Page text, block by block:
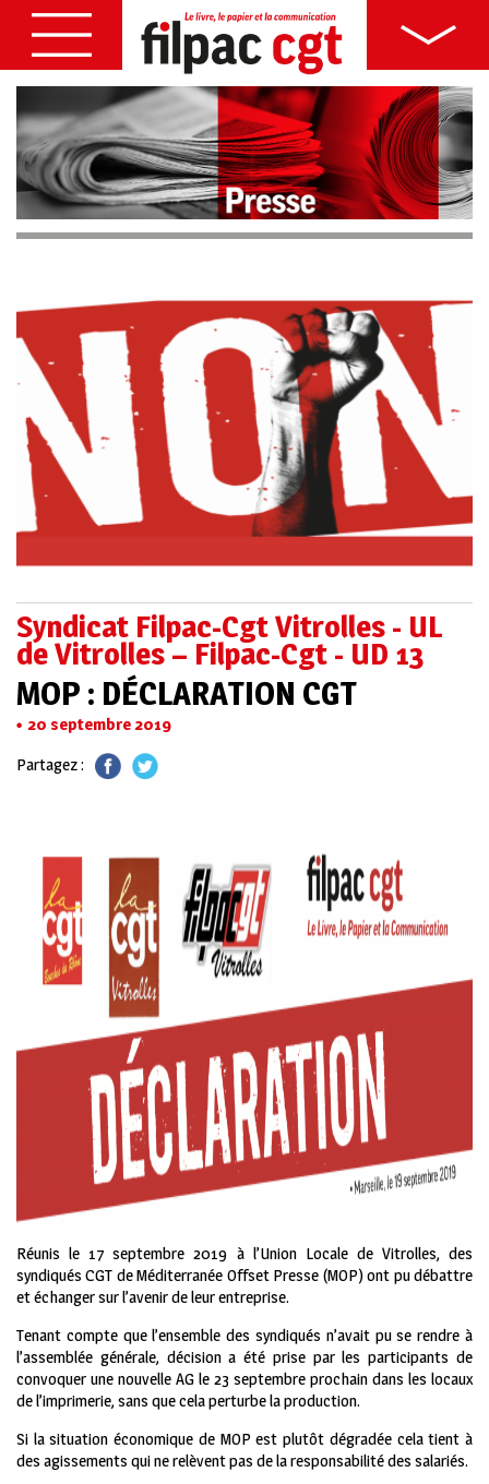
Syndicat Filpac-Cgt Vitrolles - UL
de Vitrolles – Filpac-Cgt - UD 13
MOP : DÉCLARATION CGT
20 septembre 2019
Partagez :
Réunis le 17 septembre 2019 à l’Union Locale de Vitrolles, des
syndiqués CGT de Méditerranée Offset Presse (MOP) ont pu débattre
et échanger sur l’avenir de leur entreprise.
Tenant compte que l’ensemble des syndiqués n’avait pu se rendre à
l’assemblée générale, décision a été prise par les participants de
convoquer une nouvelle AG le 23 septembre prochain dans les locaux
de l’imprimerie, sans que cela perturbe la production.
Si la situation économique de MOP est plutôt dégradée cela tient à
des agissements qui ne relèvent pas de la responsabilité des salariés.